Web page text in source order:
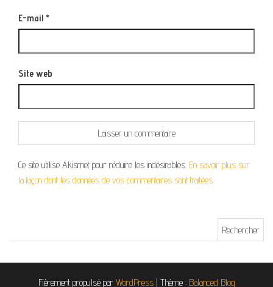
E-mail *
Site web
Ce site utilise Akismet pour réduire les indésirables. En savoir plus sur
la façon dont les données de vos commentaires sont traitées.
Fièrement propulsé par WordPress | Thème : Balanced Blog